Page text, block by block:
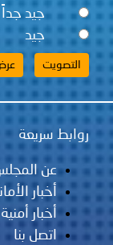
جيد جداً
جيد
روابط سريعة
عن
أخبار
أخبار أمنية
اتصل بنا